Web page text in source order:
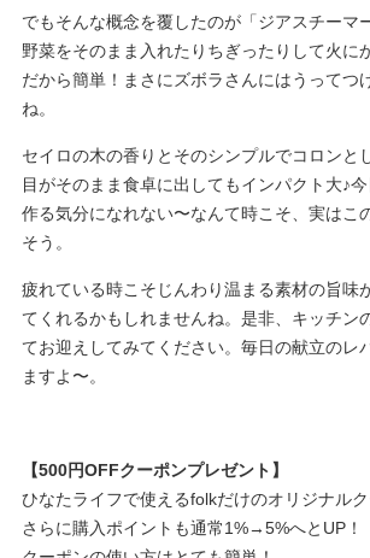
でもそんな概念を覆したのが「ジアスチーマ
野菜をそのまま入れたりちぎったりして火に
だから簡単！まさにズボラさんにはうってつ
ね。
セイロの木の香りとそのシンプルでコロンと
目がそのまま食卓に出してもインパクト大♪
作る気分になれない〜なんて時こそ、実はこ
そう。
疲れている時こそじんわり温まる素材の旨味
てくれるかもしれませんね。是非、キッチン
てお迎えしてみてください。毎日の献立のレ
ますよ〜。
【500円OFFクーポンプレゼント】
ひなたライフで使えるfolkだけのオリジナルク
さらに購入ポイントも通常1%→5%へとUP！